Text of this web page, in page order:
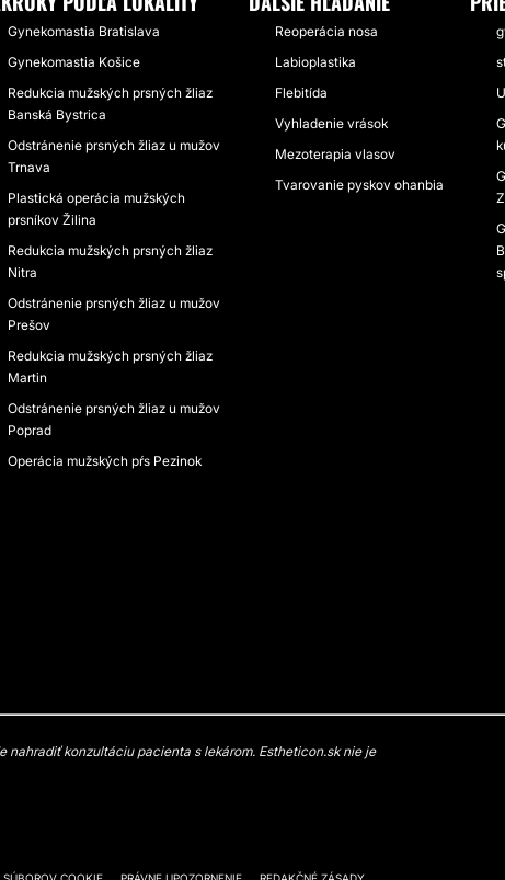
Gynekomastia Bratislava
Gynekomastia Košice
Redukcia mužských prsných žliaz
Banská Bystrica
Odstránenie prsných žliaz u mužov
Trnava
Plastická operácia mužských
prsníkov Žilina
Redukcia mužských prsných žliaz
Nitra
Odstránenie prsných žliaz u mužov
Prešov
Redukcia mužských prsných žliaz
Martin
Odstránenie prsných žliaz u mužov
Poprad
Operácia mužských pŕs Pezinok
Reoperácia nosa
Labioplastika
Flebitída
Vyhladenie vrások
Mezoterapia vlasov
Tvarovanie pyskov ohanbia
konzultáciu pacienta s lekárom. Estheticon.sk nie je